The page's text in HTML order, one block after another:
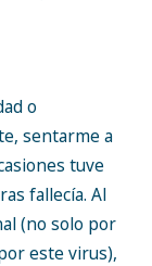
o
sentarme a
tuve
fallecía. Al
(no solo por
este virus),